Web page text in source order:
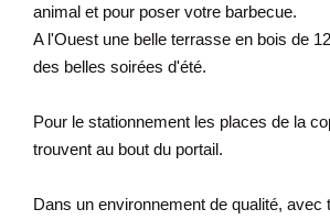
animal et pour poser votre barbecue.
A l'Ouest une belle terrasse en bois de
des belles soirées d'été.
Pour le stationnement les places de la
trouvent au bout du portail.
Dans un environnement de qualité, avec